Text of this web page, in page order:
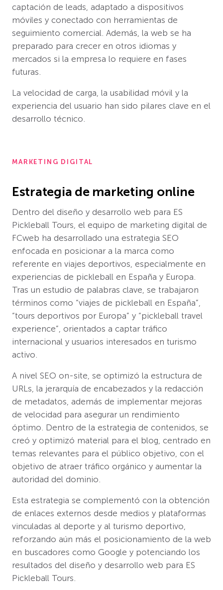
captación de leads, adaptado a dispositivos
móviles y conectado con herramientas de
seguimiento comercial. Además, la web se ha
preparado para crecer en otros idiomas y
mercados si la empresa lo requiere en fases
futuras.
La velocidad de carga, la usabilidad móvil y la
experiencia del usuario han sido pilares clave en el
desarrollo técnico.
MARKETING DIGITAL
Estrategia de marketing online
Dentro del diseño y desarrollo web para ES
Pickleball Tours, el equipo de marketing digital de
FCweb ha desarrollado una estrategia SEO
enfocada en posicionar a la marca como
referente en viajes deportivos, especialmente en
experiencias de pickleball en España y Europa.
Tras un estudio de palabras clave, se trabajaron
términos como “viajes de pickleball en España”,
“tours deportivos por Europa” y “pickleball travel
experience”, orientados a captar tráfico
internacional y usuarios interesados en turismo
activo.
A nivel SEO on-site, se optimizó la estructura de
URLs, la jerarquía de encabezados y la redacción
de metadatos, además de implementar mejoras
de velocidad para asegurar un rendimiento
óptimo. Dentro de la estrategia de contenidos, se
creó y optimizó material para el blog, centrado en
temas relevantes para el público objetivo, con el
objetivo de atraer tráfico orgánico y aumentar la
autoridad del dominio.
Esta estrategia se complementó con la obtención
de enlaces externos desde medios y plataformas
vinculadas al deporte y al turismo deportivo,
reforzando aún más el posicionamiento de la web
en buscadores como Google y potenciando los
resultados del diseño y desarrollo web para ES
Pickleball Tours.